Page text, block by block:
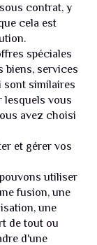
contrat, y
cela est
spéciales
biens, services
sont similaires
lesquels vous
avez choisi
et gérer vos
utiliser
fusion, une
une
de tout ou
d'une